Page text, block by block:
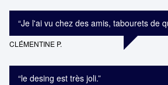
“Je l'ai vu chez des amis, tabourets de
CLÉMENTINE P.
“le desing est très joli.”